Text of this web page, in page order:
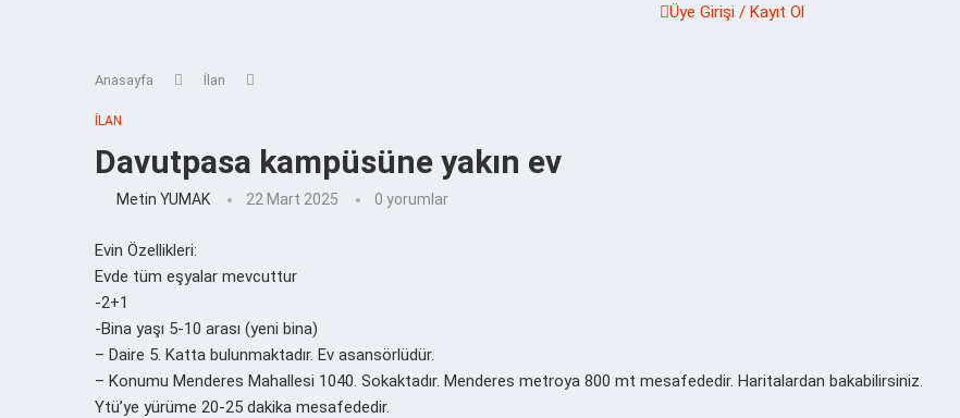
Üye Girişi / Kayıt Ol
Anasayfa İlan
İLAN
Davutpasa kampüsüne yakın ev
Metin YUMAK 22 Mart 2025 0 yorumlar
Evin Özellikleri:
Evde tüm eşyalar mevcuttur
-2+1
-Bina yaşı 5-10 arası (yeni bina)
– Daire 5. Katta bulunmaktadır. Ev asansörlüdür.
– Konumu Menderes Mahallesi 1040. Sokaktadır. Menderes metroya 800 mt mesafededir. Haritalardan bakabilirsiniz.
Ytü’ye yürüme 20-25 dakika mesafededir.